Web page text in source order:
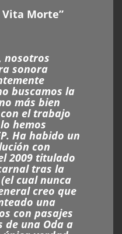
Morte”
nosotros
sonora
buscamos la
más bien
el trabajo
hemos
Ha habido un
con
2009 titulado
tras la
cual nunca
creo que
una
con pasajes
de una Oda a